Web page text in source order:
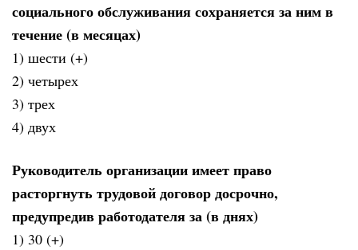
социального обслуживания сохраняется за ним в
течение (в месяцах)
1) шести (+)
2) четырех
3) трех
4) двух
Руководитель организации имеет право
расторгнуть трудовой договор досрочно,
предупредив работодателя за (в днях)
1) 30 (+)